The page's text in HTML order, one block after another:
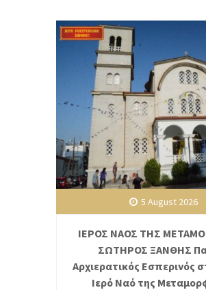
5 August 2026
ΙΕΡΟΣ ΝΑΟΣ ΤΗΣ
ΣΩΤΗΡΟΣ ΞΑΝΘΗΣ
Αρχιερατικός Εσπερινός
Ιερό Ναό της